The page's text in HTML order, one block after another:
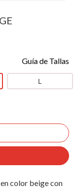
Guía de Tallas
L
color beige con